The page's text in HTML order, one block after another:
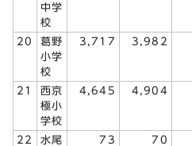
中学
校
20
葛野
小学
校
3,717 3,982
21
西京
極小
学校
4,645 4,904
22
水尾
73 70